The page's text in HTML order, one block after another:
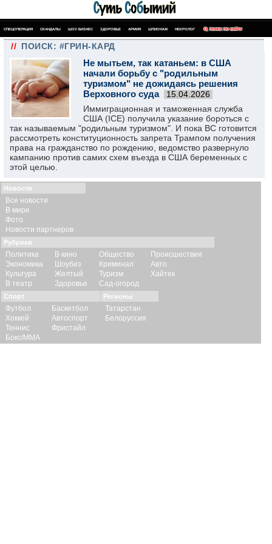
СПЕЦОПЕРАЦИЯ СКАНДАЛЫ ШОУ-БИЗНЕС ЗДОРОВЬЕ АРМИЯ ШПИОНАЖ НЕКРОЛОГ ПОИСК ПО САЙТУ
// ПОИСК: #ГРИН-КАРД
Не мытьем, так катаньем: в США
начали борьбу с "родильным
туризмом" не дожидаясь решения
Верховного суда
15.04.2026
Иммиграционная и таможенная служба
США (ICE) получила указание бороться с
так называемым "родильным туризмом". И пока ВС готовится
рассмотреть конституционность запрета Трампом получения
права на гражданство по рождению, ведомство развернуло
кампанию против самих схем въезда в США беременных с
этой целью.
Новости
Все новости
В мире
Фото
Новости партнеров
Рубрики
Политика
Экономика
Культура
В театр
В кино
Шоубиз
Желтый
Здоровье
Общество
Криминал
Туризм
Сад-огород
Происшествия
Авто
Хайтек
Спорт
Футбол
Хоккей
Теннис
Бокс/ММА
Баскетбол
Автоспорт
Фристайл
Регионы
Татарстан
Белоруссия